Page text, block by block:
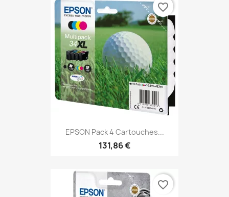
EPSON Pack 4 Cartouches...
131,86 €
favorite_border
favorite_border